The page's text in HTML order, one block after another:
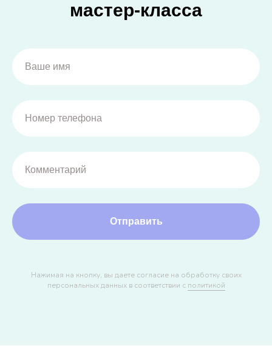
мастер-класса
Отправить
Нажимая на кнопку, вы даете согласие на обработку своих
персональных данных в соответствии с политикой